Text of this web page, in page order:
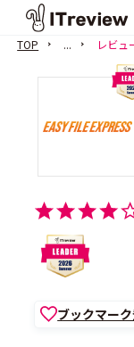
TOP ... レビュ
ブックマー